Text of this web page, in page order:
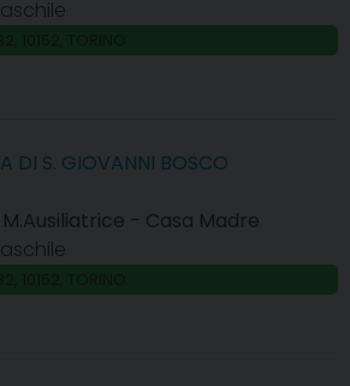
DI S. GIOVANNI BOSCO
- Casa Madre